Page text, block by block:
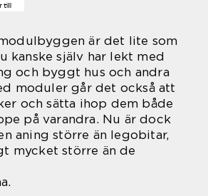
är det lite som
kanske själv har lekt med
och byggt hus och andra
moduler går det också att
och sätta ihop dem både
på varandra. Nu är dock
aning större än legobitar,
mycket större än de